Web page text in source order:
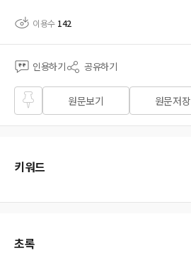
이용수 142
인용하기 공유하기
즐겨
찾기
원문보기 원문저장
키워드
초록